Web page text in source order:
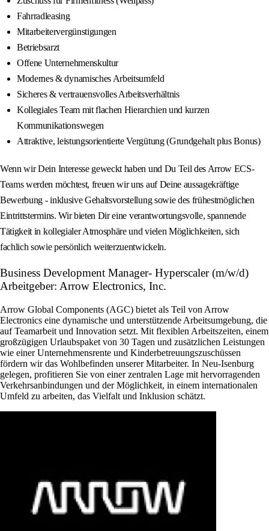
Fahrradleasing
Mitarbeitervergünstigungen
Betriebsarzt
Offene Unternehmenskultur
Modernes & dynamisches Arbeitsumfeld
Sicheres & vertrauensvolles Arbeitsverhältnis
Kollegiales Team mit flachen Hierarchien und kurzen
Kommunikationswegen
Attraktive, leistungsorientierte Vergütung (Grundgehalt plus Bonus)
Wenn wir Dein Interesse geweckt haben und Du Teil des Arrow ECS-
Teams werden möchtest, freuen wir uns auf Deine aussagekräftige
Bewerbung - inklusive Gehaltsvorstellung sowie des frühestmöglichen
Eintrittstermins. Wir bieten Dir eine verantwortungsvolle, spannende
Tätigkeit in kollegialer Atmosphäre und vielen Möglichkeiten, sich
fachlich sowie persönlich weiterzuentwickeln.
Business Development Manager- Hyperscaler (m/w/d)
Arbeitgeber: Arrow Electronics, Inc.
Arrow Global Components (AGC) bietet als Teil von Arrow
Electronics eine dynamische und unterstützende Arbeitsumgebung, die
auf Teamarbeit und Innovation setzt. Mit flexiblen Arbeitszeiten, einem
großzügigen Urlaubspaket von 30 Tagen und zusätzlichen Leistungen
wie einer Unternehmensrente und Kinderbetreuungszuschüssen
fördern wir das Wohlbefinden unserer Mitarbeiter. In Neu-Isenburg
gelegen, profitieren Sie von einer zentralen Lage mit hervorragenden
Verkehrsanbindungen und der Möglichkeit, in einem internationalen
Umfeld zu arbeiten, das Vielfalt und Inklusion schätzt.